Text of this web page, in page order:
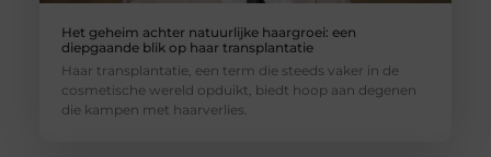
Het geheim achter natuurlijke haargroei: een
diepgaande blik op haar transplantatie
Haar transplantatie, een term die steeds vaker in de
cosmetische wereld opduikt, biedt hoop aan degenen
die kampen met haarverlies.